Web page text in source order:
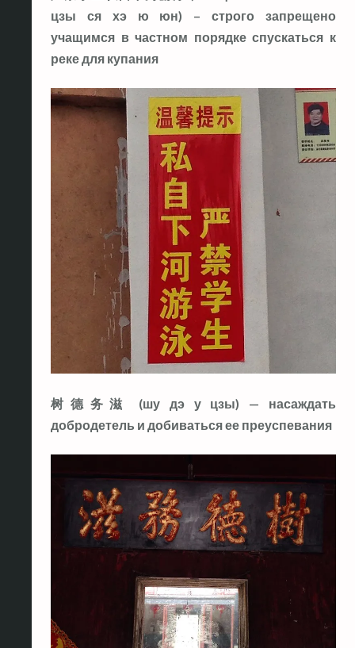
цзы ся хэ ю юн) – строго запрещено
учащимся в частном порядке спускаться к
реке для купания
树德务滋 (шу дэ у цзы) — насаждать
добродетель и добиваться ее преуспевания